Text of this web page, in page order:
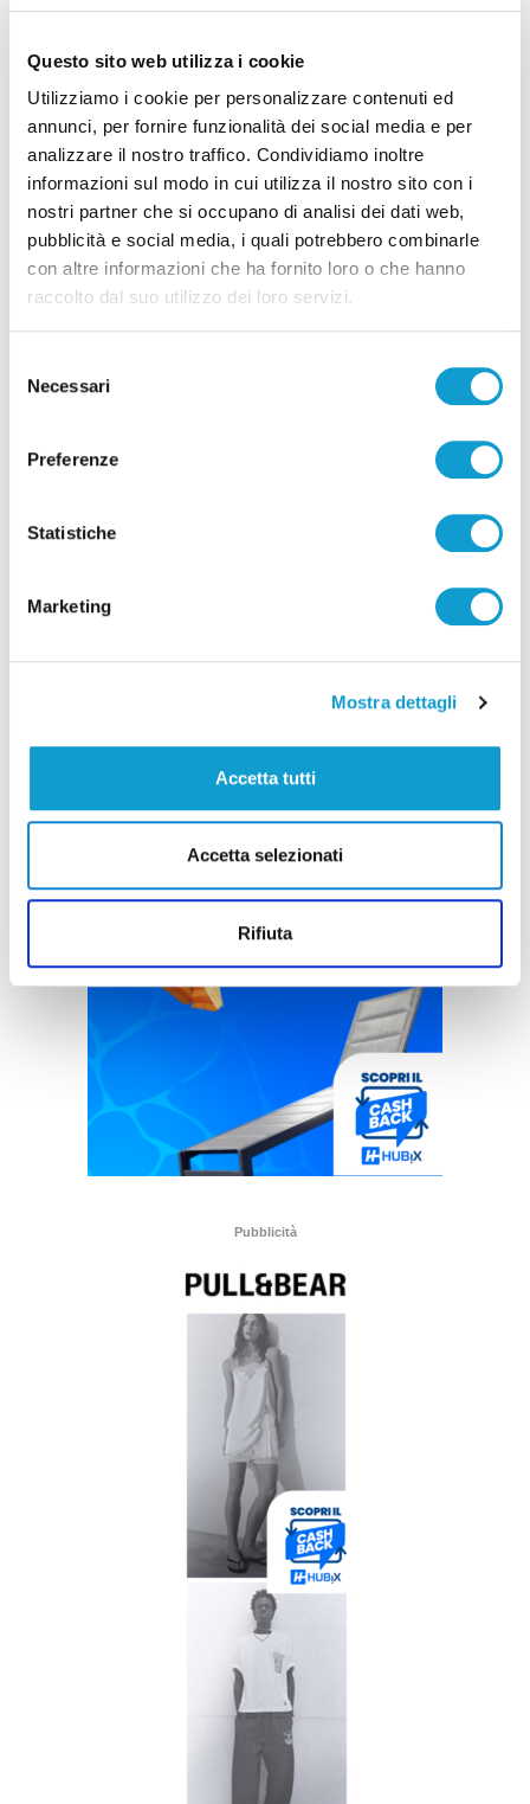
Questo sito web utilizza i cookie
Utilizziamo i cookie per personalizzare contenuti ed
annunci, per fornire funzionalità dei social media e per
analizzare il nostro traffico. Condividiamo inoltre
informazioni sul modo in cui utilizza il nostro sito con i
nostri partner che si occupano di analisi dei dati web,
pubblicità e social media, i quali potrebbero combinarle
con altre informazioni che ha fornito loro o che hanno
raccolto dal suo utilizzo dei loro servizi.
delNecessari
Preferenze
Statistiche
Marketing
Mostra dettagli
Accetta tutti
Accetta selezionati
Rifiuta
Ascoli - Sventato tentativo di introdurre
droga nel carcere di Marino del Tronto
di Pierluigi Dorotei
Pubblicità